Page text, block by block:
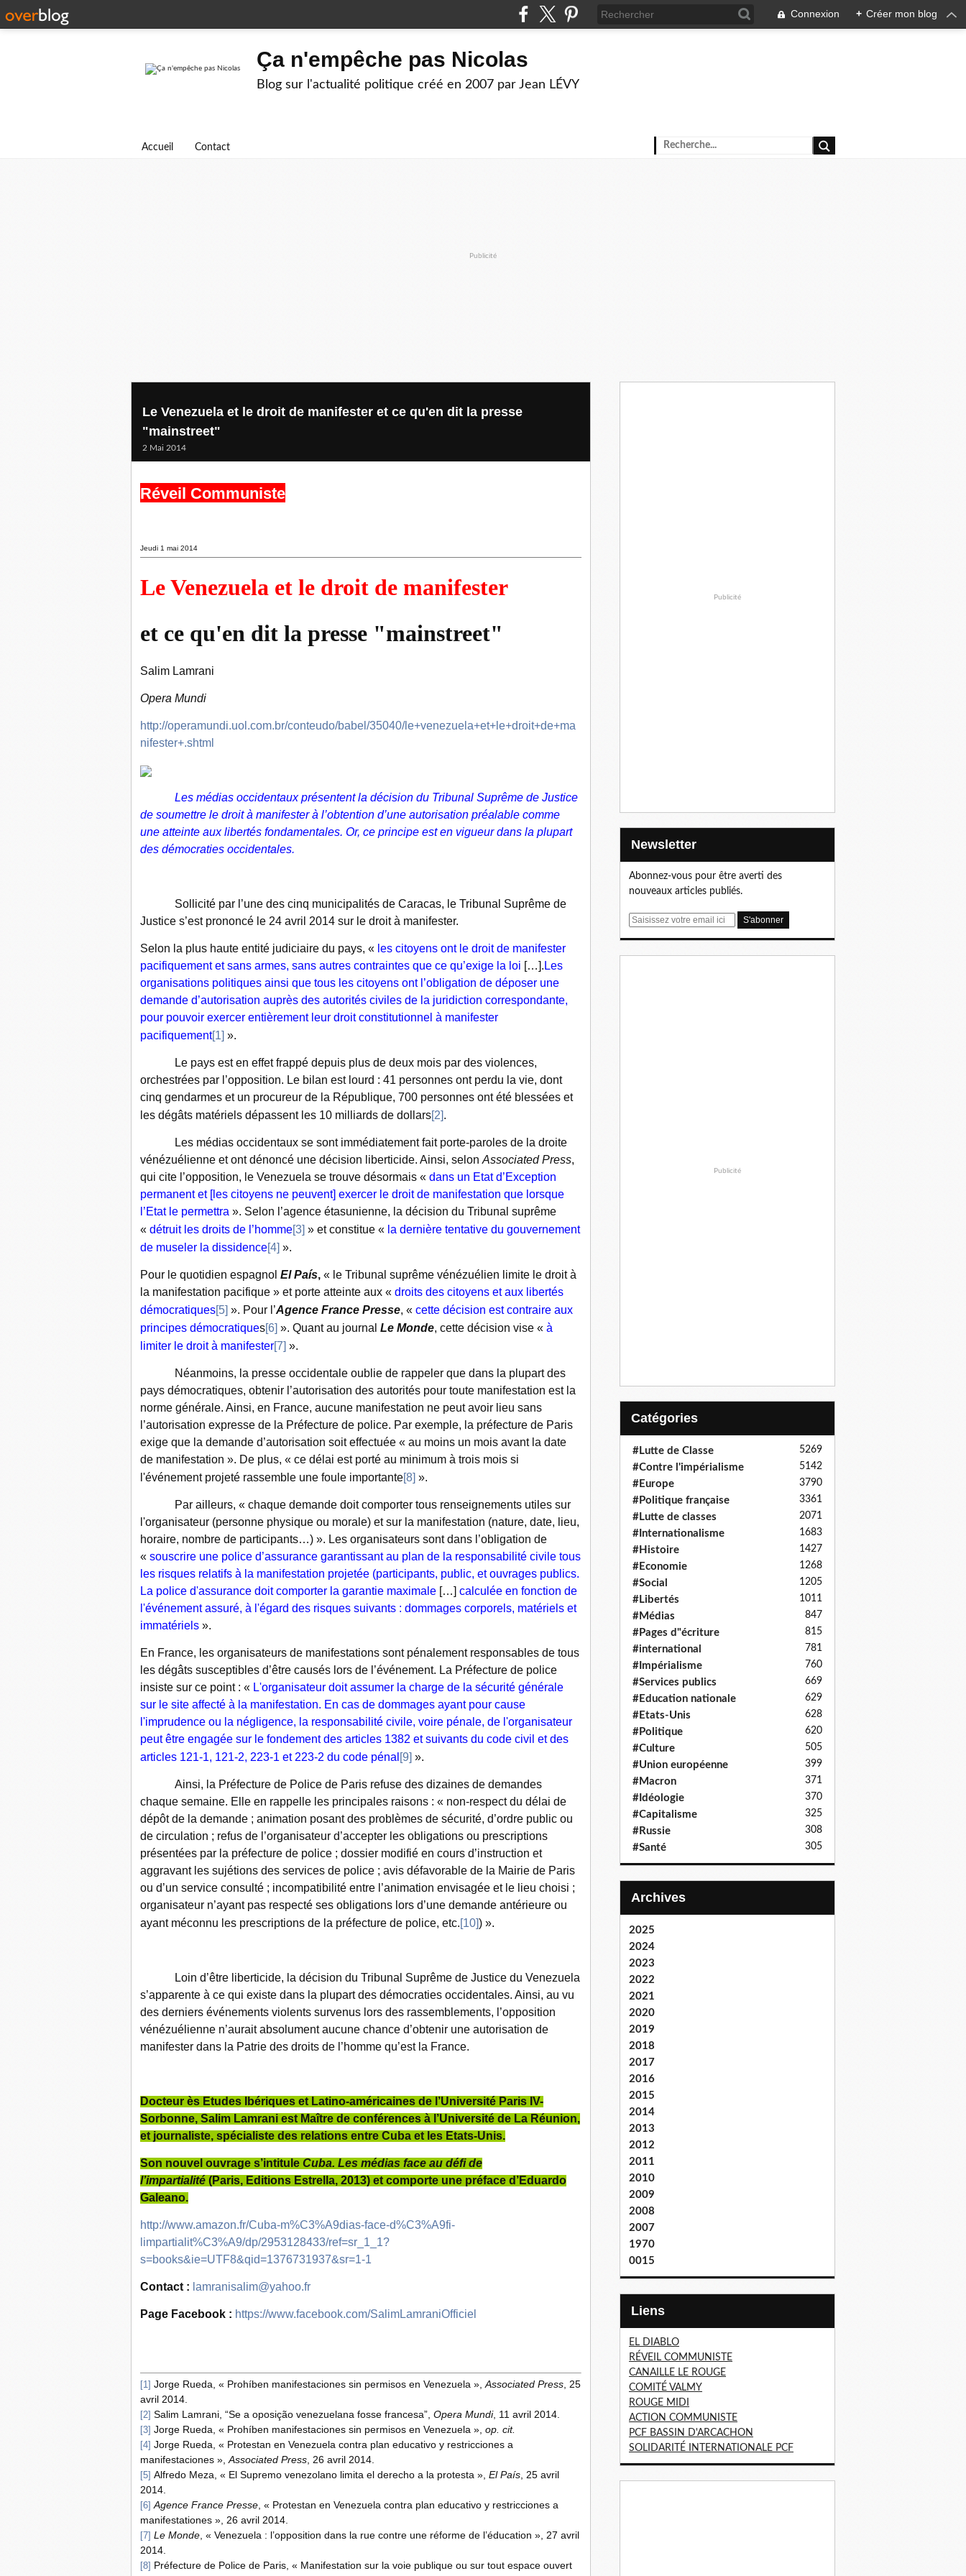
Connexion + Créer mon blog
Ça n'empêche pas Nicolas
Blog sur l'actualité politique créé en 2007 par Jean LÉVY
Accueil Contact
Publicité
Le Venezuela et le droit de manifester et ce qu'en dit la presse
"mainstreet"
2 Mai 2014
Réveil Communiste
Jeudi 1 mai 2014
Le Venezuela et le droit de manifester
et ce qu'en dit la presse "mainstreet"
Salim Lamrani
Opera Mundi
http://operamundi.uol.com.br/conteudo/babel/35040/le+venezuela+et+le+droit+de+ma
nifester+.shtml
Les médias occidentaux présentent la décision du Tribunal Suprême de Justice
de soumettre le droit à manifester à l’obtention d’une autorisation préalable comme
une atteinte aux libertés fondamentales. Or, ce principe est en vigueur dans la plupart
des démocraties occidentales.
Sollicité par l’une des cinq municipalités de Caracas, le Tribunal Suprême de
Justice s’est prononcé le 24 avril 2014 sur le droit à manifester.
Selon la plus haute entité judiciaire du pays, « les citoyens ont le droit de manifester
pacifiquement et sans armes, sans autres contraintes que ce qu’exige la loi […]. Les
organisations politiques ainsi que tous les citoyens ont l’obligation de déposer une
demande d’autorisation auprès des autorités civiles de la juridiction correspondante,
pour pouvoir exercer entièrement leur droit constitutionnel à manifester
pacifiquement[1] ».
Le pays est en effet frappé depuis plus de deux mois par des violences,
orchestrées par l’opposition. Le bilan est lourd : 41 personnes ont perdu la vie, dont
cinq gendarmes et un procureur de la République, 700 personnes ont été blessées et
les dégâts matériels dépassent les 10 milliards de dollars[2].
Les médias occidentaux se sont immédiatement fait porte-paroles de la droite
vénézuélienne et ont dénoncé une décision liberticide. Ainsi, selon Associated Press,
qui cite l’opposition, le Venezuela se trouve désormais « dans un Etat d’Exception
permanent et [les citoyens ne peuvent] exercer le droit de manifestation que lorsque
l’Etat le permettra ». Selon l’agence étasunienne, la décision du Tribunal suprême
« détruit les droits de l’homme[3] » et constitue « la dernière tentative du gouvernement
de museler la dissidence[4] ».
Pour le quotidien espagnol El País, « le Tribunal suprême vénézuélien limite le droit à
la manifestation pacifique » et porte atteinte aux « droits des citoyens et aux libertés
démocratiques[5] ». Pour l’Agence France Presse, « cette décision est contraire aux
principes démocratiques[6] ». Quant au journal Le Monde, cette décision vise « à
limiter le droit à manifester[7] ».
Néanmoins, la presse occidentale oublie de rappeler que dans la plupart des
pays démocratiques, obtenir l’autorisation des autorités pour toute manifestation est la
norme générale. Ainsi, en France, aucune manifestation ne peut avoir lieu sans
l’autorisation expresse de la Préfecture de police. Par exemple, la préfecture de Paris
exige que la demande d’autorisation soit effectuée « au moins un mois avant la date
de manifestation ». De plus, « ce délai est porté au minimum à trois mois si
l'événement projeté rassemble une foule importante[8] ».
Par ailleurs, « chaque demande doit comporter tous renseignements utiles sur
l'organisateur (personne physique ou morale) et sur la manifestation (nature, date, lieu,
horaire, nombre de participants…) ». Les organisateurs sont dans l’obligation de
« souscrire une police d’assurance garantissant au plan de la responsabilité civile tous
les risques relatifs à la manifestation projetée (participants, public, et ouvrages publics.
La police d'assurance doit comporter la garantie maximale […] calculée en fonction de
l'événement assuré, à l'égard des risques suivants : dommages corporels, matériels et
immatériels ».
En France, les organisateurs de manifestations sont pénalement responsables de tous
les dégâts susceptibles d’être causés lors de l’événement. La Préfecture de police
insiste sur ce point : « L'organisateur doit assumer la charge de la sécurité générale
sur le site affecté à la manifestation. En cas de dommages ayant pour cause
l'imprudence ou la négligence, la responsabilité civile, voire pénale, de l'organisateur
peut être engagée sur le fondement des articles 1382 et suivants du code civil et des
articles 121-1, 121-2, 223-1 et 223-2 du code pénal [9] ».
Ainsi, la Préfecture de Police de Paris refuse des dizaines de demandes
chaque semaine. Elle en rappelle les principales raisons : « non-respect du délai de
dépôt de la demande ; animation posant des problèmes de sécurité, d’ordre public ou
de circulation ; refus de l’organisateur d’accepter les obligations ou prescriptions
présentées par la préfecture de police ; dossier modifié en cours d’instruction et
aggravant les sujétions des services de police ; avis défavorable de la Mairie de Paris
ou d’un service consulté ; incompatibilité entre l’animation envisagée et le lieu choisi ;
organisateur n’ayant pas respecté ses obligations lors d’une demande antérieure ou
ayant méconnu les prescriptions de la préfecture de police, etc.[10]) ».
Loin d’être liberticide, la décision du Tribunal Suprême de Justice du Venezuela
s’apparente à ce qui existe dans la plupart des démocraties occidentales. Ainsi, au vu
des derniers événements violents survenus lors des rassemblements, l’opposition
vénézuélienne n’aurait absolument aucune chance d’obtenir une autorisation de
manifester dans la Patrie des droits de l’homme qu’est la France.
Docteur ès Etudes Ibériques et Latino-américaines de l’Université Paris IV-
Sorbonne, Salim Lamrani est Maître de conférences à l’Université de La Réunion,
et journaliste, spécialiste des relations entre Cuba et les Etats-Unis.
Son nouvel ouvrage s’intitule Cuba. Les médias face au défi de
l’impartialité (Paris, Editions Estrella, 2013) et comporte une préface d’Eduardo
Galeano.
http://www.amazon.fr/Cuba-m%C3%A9dias-face-d%C3%A9fi-
limpartialit%C3%A9/dp/2953128433/ref=sr_1_1?
s=books&ie=UTF8&qid=1376731937&sr=1-1
Contact : lamranisalim@yahoo.fr
Page Facebook : https://www.facebook.com/SalimLamraniOfficiel
[1] Jorge Rueda, « Prohíben manifestaciones sin permisos en Venezuela », Associated Press , 25
avril 2014.
[2] Salim Lamrani, “Se a oposição venezuelana fosse francesa”, Opera Mundi, 11 avril 2014.
[3] Jorge Rueda, « Prohíben manifestaciones sin permisos en Venezuela », op. cit.
[4] Jorge Rueda, « Protestan en Venezuela contra plan educativo y restricciones a
manifestaciones », Associated Press , 26 avril 2014.
[5] Alfredo Meza, « El Supremo venezolano limita el derecho a la protesta », El País , 25 avril
2014.
[6] Agence France Presse , « Protestan en Venezuela contra plan educativo y restricciones a
manifestationes », 26 avril 2014.
[7] Le Monde , « Venezuela : l’opposition dans la rue contre une réforme de l’éducation », 27 avril
2014.
[8] Préfecture de Police de Paris, « Manifestation sur la voie publique ou sur tout espace ouvert
Publicité
Newsletter
Abonnez-vous pour être averti des
nouveaux articles publiés.
E
Publicité
Catégories
#Lutte de Classe 5269
#Contre l'impérialisme 5142
#Europe 3790
#Politique française 3361
#Lutte de classes 2071
#Internationalisme 1683
#Histoire 1427
#Economie 1268
#Social 1205
#Libertés 1011
#Médias 847
#Pages d"écriture 815
#international 781
#Impérialisme 760
#Services publics 669
#Education nationale 629
#Etats-Unis 628
#Politique 620
#Culture 505
#Union européenne 399
#Macron 371
#Idéologie 370
#Capitalisme 325
#Russie 308
#Santé 305
Archives
2025
2024
2023
2022
2021
2020
2019
2018
2017
2016
2015
2014
2013
2012
2011
2010
2009
2008
2007
1970
0015
Liens
EL DIABLO
RÉVEIL COMMUNISTE
CANAILLE LE ROUGE
COMITÉ VALMY
ROUGE MIDI
ACTION COMMUNISTE
PCF BASSIN D'ARCACHON
SOLIDARITÉ INTERNATIONALE PCF